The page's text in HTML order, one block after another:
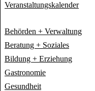
Veranstaltungskalender
Behörden + Verwaltung
Beratung + Soziales
Bildung + Erziehung
Gastronomie
Gesundheit